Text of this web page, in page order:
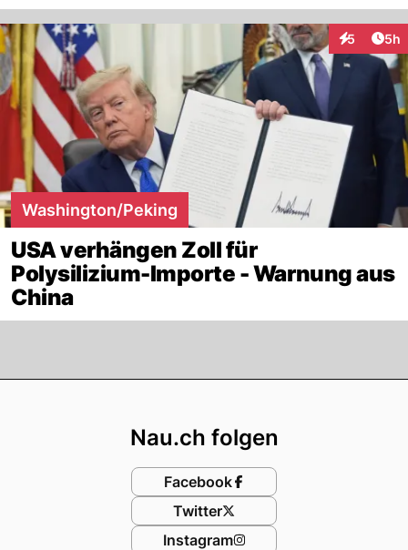
5 5h
Washington/Peking
USA verhängen Zoll für
Polysilizium-Importe - Warnung aus
China
Nau.ch folgen
Facebook
Twitter
Instagram